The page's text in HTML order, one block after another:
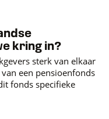
kring in?
sterk van elkaar
een pensioenfonds
fonds specifieke